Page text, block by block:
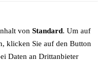
von Standard. Um auf
klicken Sie auf den Button
Daten an Drittanbieter